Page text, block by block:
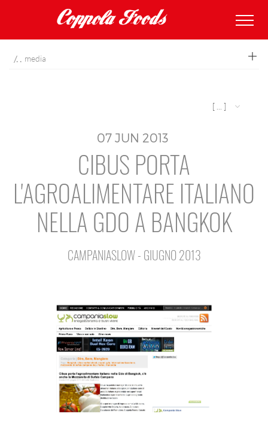
media
[ ... ]
07 JUN 2013
CIBUS PORTA
L'AGROALIMENTARE ITALIANO
NELLA GDO A BANGKOK
CAMPANIASLOW - GIUGNO 2013